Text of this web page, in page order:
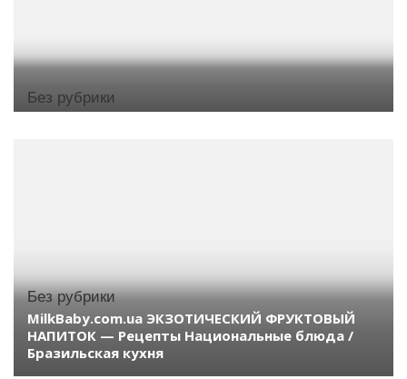
Без рубрики
Без рубрики
MilkBaby.com.ua ЭКЗОТИЧЕСКИЙ ФРУКТОВЫЙ
НАПИТОК — Рецепты Национальные блюда /
Бразильская кухня